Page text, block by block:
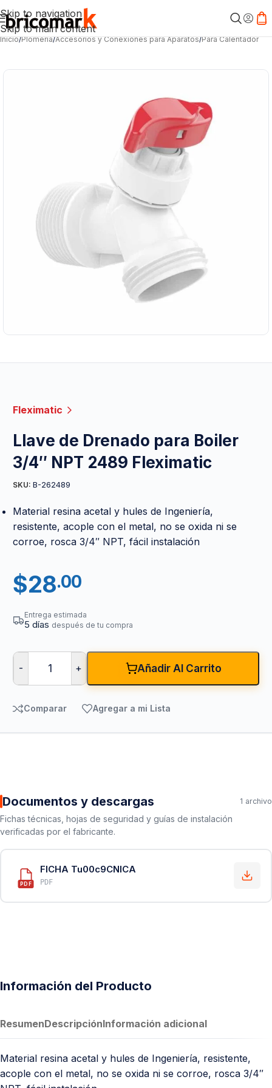
Skip to navigation
Skip to main content
Inicio/Plomería/Accesorios y Conexiones para Aparatos/Para Calentador
Fleximatic
Llave de Drenado para Boiler
3/4″ NPT 2489 Fleximatic
SKU: B-262489
Material resina acetal y hules de Ingeniería,
resistente, acople con el metal, no se oxida ni se
corroe, rosca 3/4″ NPT, fácil instalación
$28.00
Entrega estimada
5 días después de tu compra
- + Añadir Al Carrito
Comparar Agregar a mi Lista
Documentos y descargas 1 archivo
Fichas técnicas, hojas de seguridad y guías de instalación
verificadas por el fabricante.
PDF
FICHA Tu00c9CNICA
PDF
Información del Producto
ResumenDescripciónInformación adicional
Material resina acetal y hules de Ingeniería, resistente,
acople con el metal, no se oxida ni se corroe, rosca 3/4″